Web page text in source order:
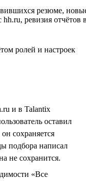
ролей и настроек
и в Talantix
оставил
сохраняется
подбора написал
не сохранится.
«Все